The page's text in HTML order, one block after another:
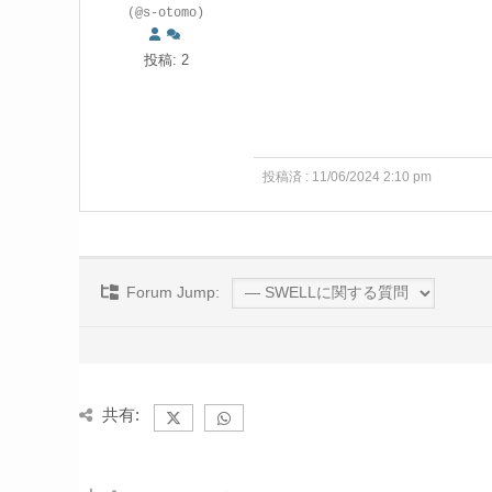
(@s-otomo)
投稿: 2
投稿済 : 11/06/2024 2:10 pm
Forum Jump:
共有: